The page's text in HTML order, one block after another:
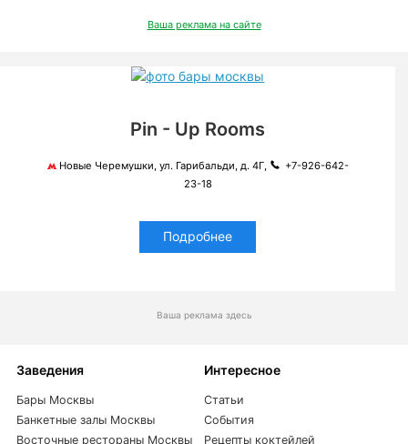
Ваша реклама на сайте
Pin - Up Rooms
Новые Черемушки, ул. Гарибальди, д. 4Г,
+7-926-642-
23-18
Подробнее
Ваша реклама здесь
Заведения
Бары Москвы
Банкетные залы Москвы
Восточные рестораны Москвы
Интересное
Статьи
События
Рецепты коктейлей